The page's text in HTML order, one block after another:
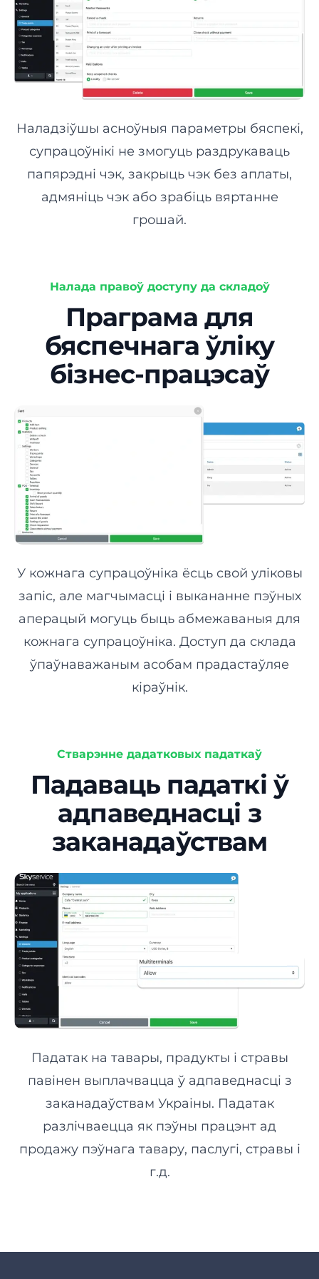
Інтэграцыі, якія
падтрымліваюць
бесперапыннасць вашага
бізнесу
Аптэка
ВЫТВОРЧАСЦЬ
Пякарня
Кандытарскія вырабы
Дастаўка ежы
Шынамантаж
Ветэрынарная клініка
Салон прыгажосці
Наладзіўшы асноўныя параметры бяспекі,
супрацоўнікі не змогуць раздрукаваць
папярэдні чэк, закрыць чэк без аплаты,
адмяніць чэк або зрабіць вяртанне
грошай.
Налада правоў доступу да складоў
Праграма для
бяспечнага ўліку
бізнес-працэсаў
У кожнага супрацоўніка ёсць свой уліковы
запіс, але магчымасці і выкананне пэўных
аперацый могуць быць абмежаваныя для
кожнага супрацоўніка. Доступ да склада
ўпаўнаважаным асобам прадастаўляе
кіраўнік.
Стварэнне дадатковых падаткаў
Падаваць падаткі ў
адпаведнасці з
заканадаўствам
Падатак на тавары, прадукты і стравы
павінен выплачвацца ў адпаведнасці з
заканадаўствам Украіны. Падатак
разлічваецца як пэўны працэнт ад
продажу пэўнага тавару, паслугі, стравы і
г.д.